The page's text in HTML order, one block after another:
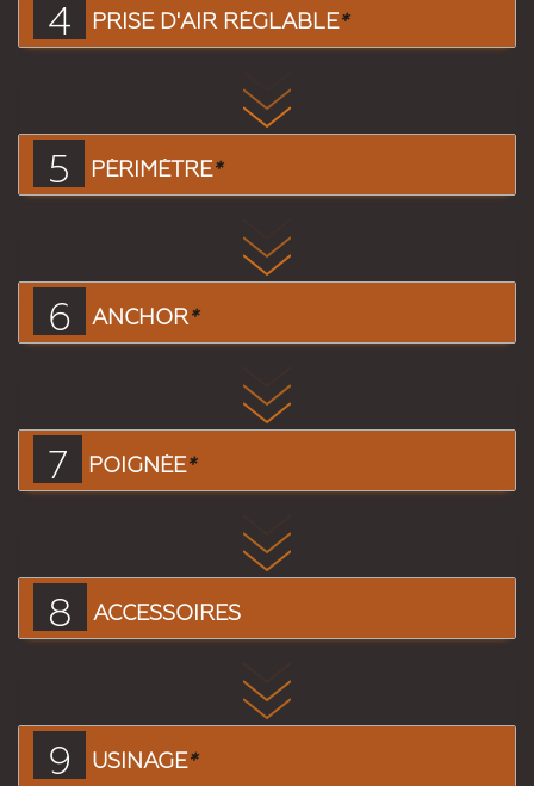
4 PRISE D'AIR RÉGLABLE*
5 PÉRIMÈTRE*
6 ANCHOR*
7 POIGNÉE*
8 ACCESSOIRES
9 USINAGE*